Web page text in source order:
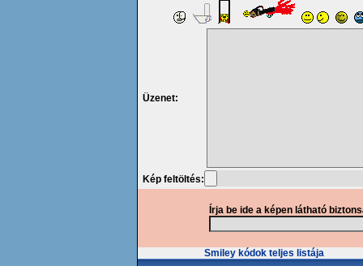
Üzenet:
Kép feltöltés:
Írja be ide a képen látható
Smiley kódok teljes listája